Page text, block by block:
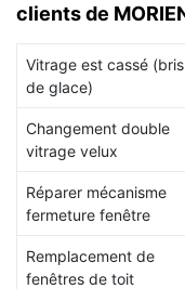
clients de
Vitrage est cassé (bris
de glace)
Changement double
vitrage velux
Réparer mécanisme
fermeture fenêtre
Remplacement de
fenêtres de toit